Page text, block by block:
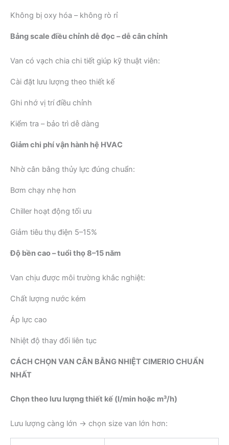
Không bị oxy hóa – không rò rỉ
Bảng scale điều chỉnh dễ đọc – dễ cân chỉnh
Van có vạch chia chi tiết giúp kỹ thuật viên:
Cài đặt lưu lượng theo thiết kế
Ghi nhớ vị trí điều chỉnh
Kiểm tra – bảo trì dễ dàng
Giảm chi phí vận hành hệ HVAC
Nhờ cân bằng thủy lực đúng chuẩn:
Bơm chạy nhẹ hơn
Chiller hoạt động tối ưu
Giảm tiêu thụ điện 5–15%
Độ bền cao – tuổi thọ 8–15 năm
Van chịu được môi trường khắc nghiệt:
Chất lượng nước kém
Áp lực cao
Nhiệt độ thay đổi liên tục
CÁCH CHỌN VAN CÂN BẰNG NHIỆT CIMERIO CHUẨN
NHẤT
Chọn theo lưu lượng thiết kế (l/min hoặc m³/h)
Lưu lượng càng lớn → chọn size van lớn hơn: